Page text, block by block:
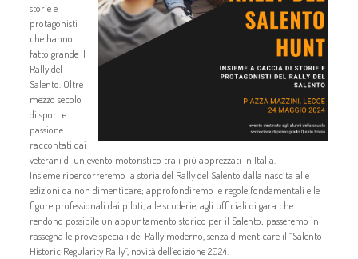
storie e
protagonisti
che hanno
fatto grande il
Rally del
Salento. Oltre
mezzo secolo
di sport e
passione
raccontati dai
veterani di un evento motoristico tra i più apprezzati in Italia.
Insieme ripercorreremo la storia del Rally del Salento dalla nascita alle
edizioni da non dimenticare; approfondiremo le regole fondamentali e le
figure professionali dai piloti, alle scuderie, agli ufficiali di gara che
rendono possibile un appuntamento storico per il Salento; passeremo in
rassegna le prove speciali del Rally moderno, senza dimenticare il “Salento
Historic Regularity Rally”, novità dell’edizione 2024.